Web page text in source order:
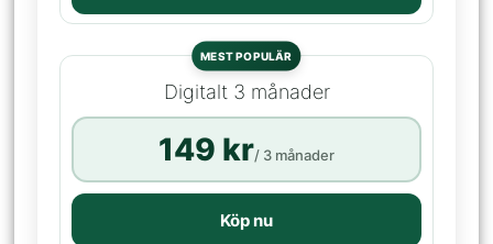
MEST POPULÄR
Digitalt 3 månader
149 kr/ 3 månader
Köp nu